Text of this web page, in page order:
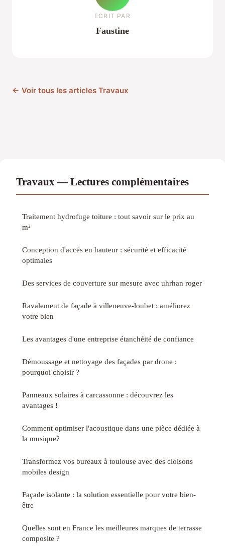
ECRIT PAR
Faustine
← Voir tous les articles Travaux
Travaux — Lectures complémentaires
Traitement hydrofuge toiture : tout savoir sur le prix au
m²
Conception d'accès en hauteur : sécurité et efficacité
optimales
Des services de couverture sur mesure avec uhrhan roger
Ravalement de façade à villeneuve-loubet : améliorez
votre bien
Les avantages d'une entreprise étanchéité de confiance
Démoussage et nettoyage des façades par drone :
pourquoi choisir ?
Panneaux solaires à carcassonne : découvrez les
avantages !
Comment optimiser l'acoustique dans une pièce dédiée à
la musique?
Transformez vos bureaux à toulouse avec des cloisons
mobiles design
Façade isolante : la solution essentielle pour votre bien-
être
Quelles sont en France les meilleures marques de terrasse
composite ?